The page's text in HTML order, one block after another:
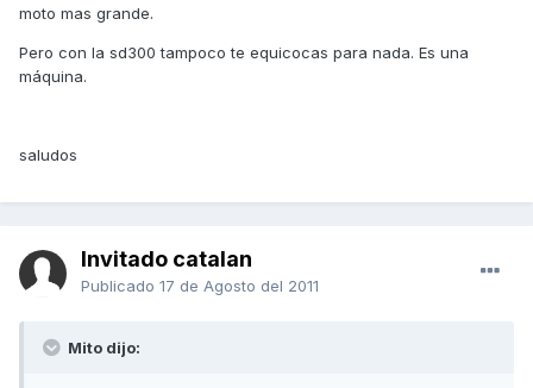
moto mas grande.
Pero con la sd300 tampoco te equicocas para nada. Es una
máquina.
saludos
Invitado catalan
Publicado 17 de Agosto del 2011
Mito dijo: